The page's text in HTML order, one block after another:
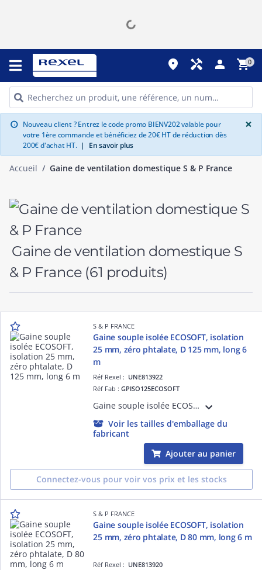
place handyman person shopping_cart0
info Nouveau client ? Entrez le code promo BIENV202 valable pour
votre 1ère commande et bénéficiez de 20€ HT de réduction dès
200€ d'achat HT. | En savoir plus
×
Accueil Gaine de ventilation domestique S & P France
Gaine de ventilation domestique S
& P France (61 produits)
S & P FRANCE
Gaine souple isolée ECOSOFT, isolation
25 mm, zéro phtalate, D 125 mm, long 6
m
Réf Rexel : UNE813922
Réf Fab :GPISO125ECOSOFT
Gaine souple isolée ECOSOFT, isolation laine de verre 25 mm, sans irritation, zéro phtalate, diamètre 125 mm, longueur 6 m
Voir les tailles d'emballage du
fabricant
Ajouter au panier
Connectez-vous pour voir vos prix et les stocks
S & P FRANCE
Gaine souple isolée ECOSOFT, isolation
25 mm, zéro phtalate, D 80 mm, long 6 m
Réf Rexel : UNE813920